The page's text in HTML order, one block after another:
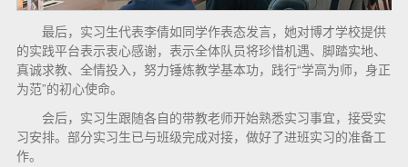
最后，实习生代表李倩如同学作表态发言，她对博才学校提供
的实践平台表示衷心感谢，表示全体队员将珍惜机遇、脚踏实地、
真诚求教、全情投入，努力锤炼教学基本功，践行“学高为师，身正
为范”的初心使命。
会后，实习生跟随各自的带教老师开始熟悉实习事宜，接受实
习安排。部分实习生已与班级完成对接，做好了进班实习的准备工
作。